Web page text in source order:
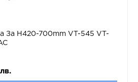
За H420-700mm VT-545 VT-
лв.